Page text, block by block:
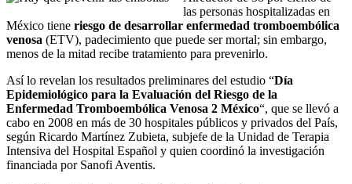
las personas hospitalizadas en
México tiene riesgo de desarrollar enfermedad tromboembólica
venosa (ETV), padecimiento que puede ser mortal; sin embargo,
menos de la mitad recibe tratamiento para prevenirlo.
Así lo revelan los resultados preliminares del estudio “Día
Epidemiológico para la Evaluación del Riesgo de la
Enfermedad Tromboembólica Venosa 2 México“, que se llevó a
cabo en 2008 en más de 30 hospitales públicos y privados del País,
según Ricardo Martínez Zubieta, subjefe de la Unidad de Terapia
Intensiva del Hospital Español y quien coordinó la investigación
financiada por Sanofi Aventis.